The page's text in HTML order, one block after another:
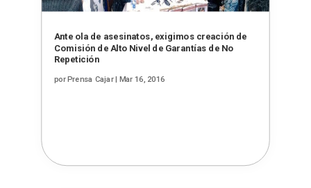
Ante ola de asesinatos, exigimos creación de
Comisión de Alto Nivel de Garantías de No
Repetición
porPrensa Cajar| Mar 16, 2016